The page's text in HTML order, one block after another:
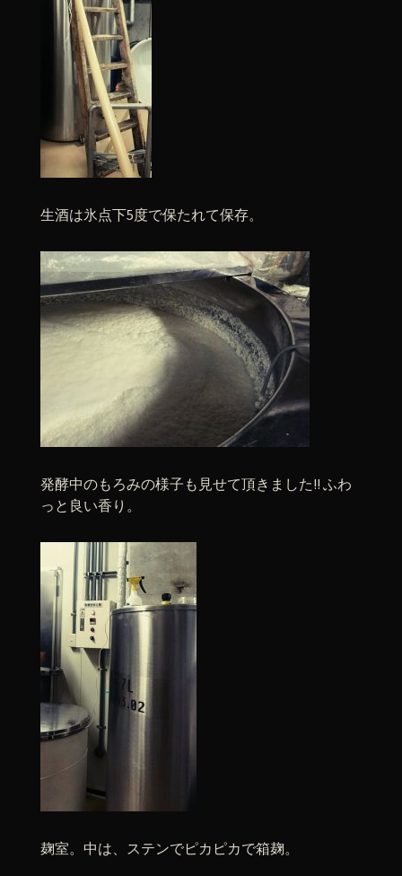
生酒は氷点下5度で保たれて保存。
発酵中のもろみの様子も見せて頂きました!! ふわ
っと良い香り。
麹室。中は、ステンでピカピカで箱麹。